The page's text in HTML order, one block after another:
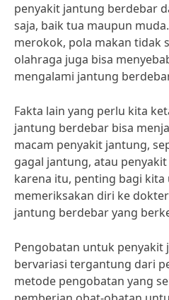
penyakit jantung berdebar
saja, baik tua maupun
merokok, pola makan tidak
olahraga juga bisa
mengalami jantung
Fakta lain yang perlu kita
jantung berdebar bisa
macam penyakit jantung,
gagal jantung, atau
karena itu, penting bagi kita
memeriksakan diri ke
jantung berdebar yang
Pengobatan untuk
bervariasi tergantung dari
metode pengobatan yang